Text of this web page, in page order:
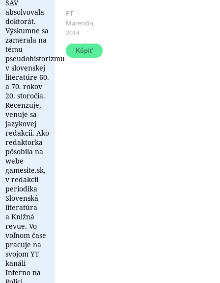
SAV
absolvovala
doktorát.
Výskumne sa
zamerala na
tému
pseudohistorizmu
v slovenskej
literatúre 60.
a 70. rokov
20. storočia.
Recenzuje,
venuje sa
jazykovej
redakcii. Ako
redaktorka
pôsobila na
webe
gamesite.sk,
v redakcii
periodika
Slovenská
literatúra
a Knižná
revue. Vo
voľnom čase
pracuje na
svojom YT
kanáli
Inferno na
PT
Marenčin,
2014